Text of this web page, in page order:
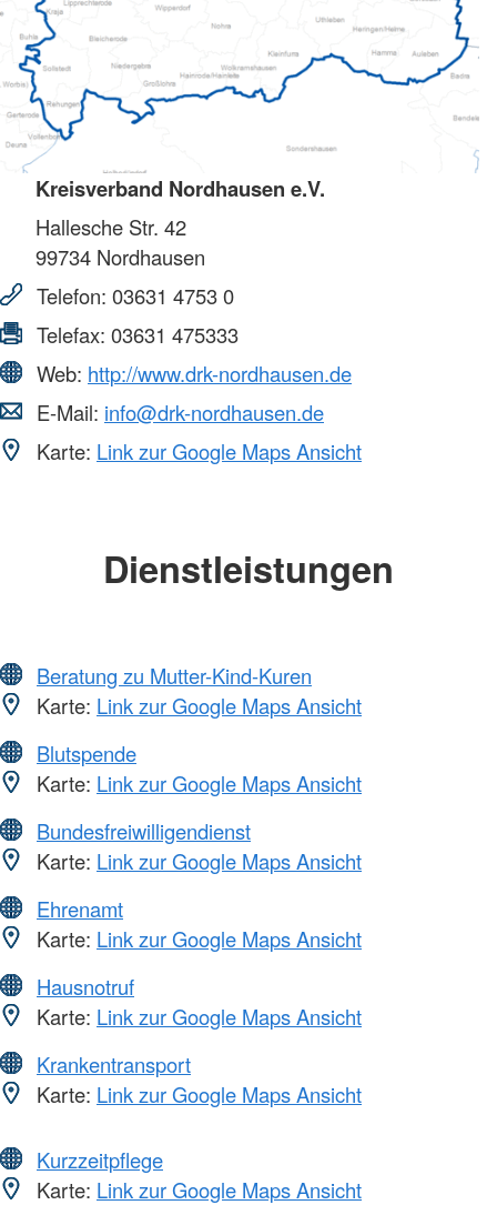
Kreisverband Nordhausen e.V.
Hallesche Str. 42
99734 Nordhausen
Telefon: 03631 4753 0
Telefax: 03631 475333
Web: http://www.drk-nordhausen.de
E-Mail: info@drk-nordhausen.de
Karte: Link zur Google Maps Ansicht
Dienstleistungen
Beratung zu Mutter-Kind-Kuren
Karte: Link zur Google Maps Ansicht
Blutspende
Karte: Link zur Google Maps Ansicht
Bundesfreiwilligendienst
Karte: Link zur Google Maps Ansicht
Ehrenamt
Karte: Link zur Google Maps Ansicht
Hausnotruf
Karte: Link zur Google Maps Ansicht
Krankentransport
Karte: Link zur Google Maps Ansicht
Kurzzeitpflege
Karte: Link zur Google Maps Ansicht